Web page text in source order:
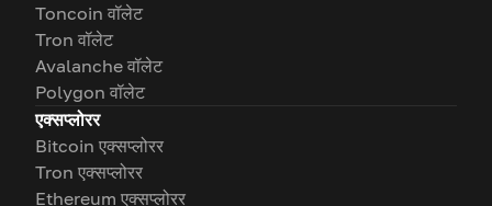
Toncoin वॉलेट
Tron वॉलेट
Avalanche वॉलेट
Polygon वॉलेट
एक्सप्लोरर
Bitcoin एक्सप्लोरर
Tron एक्सप्लोरर
Ethereum एक्सप्लोरर